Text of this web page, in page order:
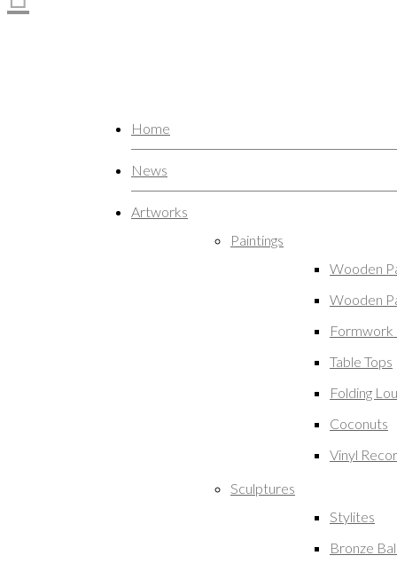
Home
News
Artworks
Paintings
Wooden
Wooden
Formwork
Table Tops
Folding
Coconuts
Vinyl
Sculptures
Stylites
Bronze